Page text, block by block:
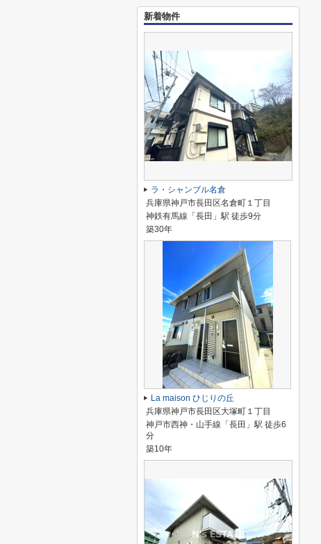
新着物件
ラ・シャンブル名倉
兵庫県神戸市長田区名倉町１丁目
神鉄有馬線「長田」駅 徒歩9分
築30年
La maison ひじりの丘
兵庫県神戸市長田区大塚町１丁目
神戸市西神・山手線「長田」駅 徒歩6
分
築10年